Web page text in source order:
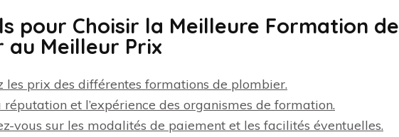
pour Choisir la Meilleure Formation de
au Meilleur Prix
les prix des différentes formations de plombier.
et l’expérience des organismes de formation.
vous sur les modalités de paiement et les facilités éventuelles.